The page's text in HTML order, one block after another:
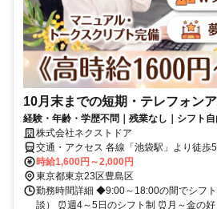
10月末までの短期・テレフォン
経験・年齢・学歴不問｜残業なし｜シフト
株式会社ネクストドア
交通・アクセス 各線「池袋駅」より徒歩
時給1,600円～2,000円
東京都東京23区豊島区
勤務時間詳細 ◆9:00～18:00の間でシフ
談） ⏰週4～5日のシフト制 ⏰月～金の